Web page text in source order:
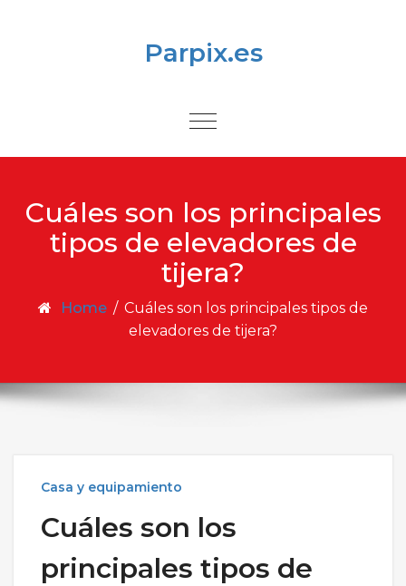
Parpix.es
Toggle
Cuáles son los principales
tipos de elevadores de
tijera?
Home / Cuáles son los principales tipos de
elevadores de tijera?
Casa y equipamiento
Cuáles son los
principales tipos de